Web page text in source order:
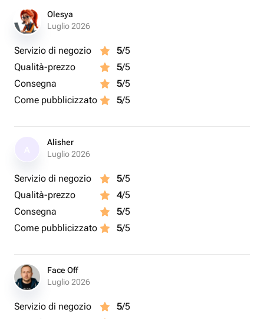
Olesya
Luglio 2026
Servizio di negozio 5/5
Qualità-prezzo
5/5
Consegna
5/5
Come pubblicizzato
5/5
Alisher
Luglio 2026
Servizio di negozio 5/5
Qualità-prezzo
4/5
Consegna
5/5
Come pubblicizzato
5/5
Face Off
Luglio 2026
Servizio di negozio 5/5